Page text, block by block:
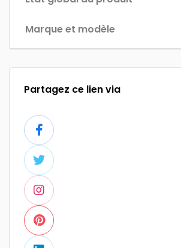
Marque et modèle
Partagez ce lien via